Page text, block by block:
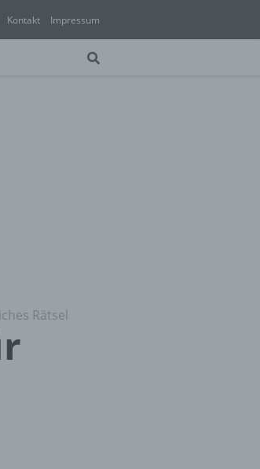
Kontakt Impressum
Rätsel